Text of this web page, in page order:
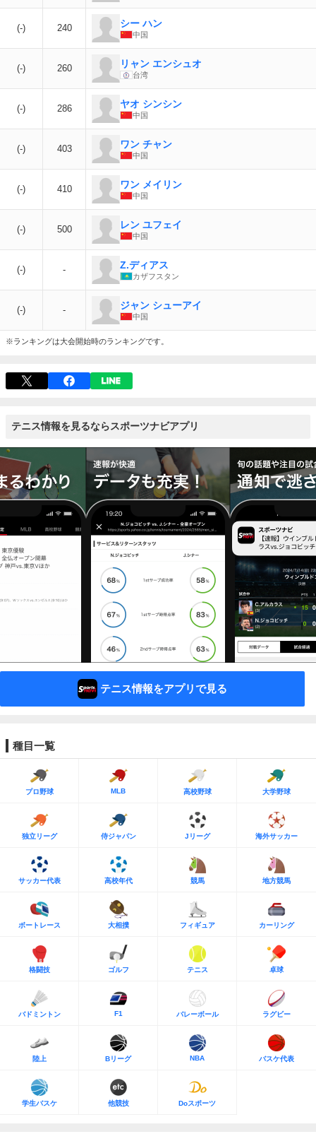
(-) 240 シー ハン
中国
(-) 260 リャン エンシュオ
台湾
(-) 286 ヤオ シンシン
中国
(-) 403 ワン チャン
中国
(-) 410 ワン メイリン
中国
(-) 500 レン ユフェイ
中国
(-) - Z.ディアス
カザフスタン
(-) - ジャン シューアイ
中国
※ランキングは大会開始時のランキングです。
テニス情報を見るならスポーツナビアプリ
テニス情報をアプリで見る
種目一覧
プロ野球 MLB 高校野球 大学野球
独立リーグ 侍ジャパン Jリーグ 海外サッカー
サッカー代表 高校年代 競馬 地方競馬
ボートレース 大相撲 フィギュア カーリング
格闘技 ゴルフ テニス 卓球
バドミントン F1 バレーボール ラグビー
陸上 Bリーグ NBA バスケ代表
学生バスケ 他競技 Doスポーツ